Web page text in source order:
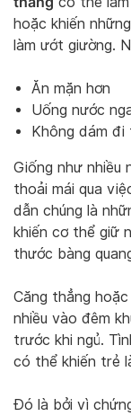
hoặc khiến
làm ướt giường.
Ăn mặn hơn
Uống nước
Không dám đi
Giống như nhiều
thoải mái qua
dẫn chúng là
khiến cơ thể giữ
thước bàng
Căng thẳng
nhiều vào đêm
trước khi ngủ.
có thể khiến trẻ
Đó là bởi vì